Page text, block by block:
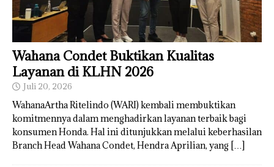
Wahana Condet Buktikan Kualitas
Layanan di KLHN 2026
Juli 20, 2026
WahanaArtha Ritelindo (WARI) kembali membuktikan
komitmennya dalam menghadirkan layanan terbaik bagi
konsumen Honda. Hal ini ditunjukkan melalui keberhasilan
Branch Head Wahana Condet, Hendra Aprilian, yang […]